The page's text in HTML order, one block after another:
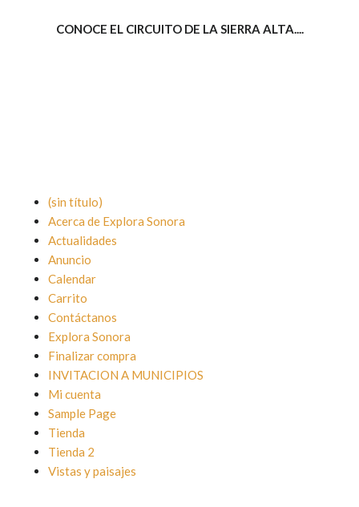
CONOCE EL CIRCUITO DE LA SIERRA ALTA....
(sin título)
Acerca de Explora Sonora
Actualidades
Anuncio
Calendar
Carrito
Contáctanos
Explora Sonora
Finalizar compra
INVITACION A MUNICIPIOS
Mi cuenta
Sample Page
Tienda
Tienda 2
Vistas y paisajes